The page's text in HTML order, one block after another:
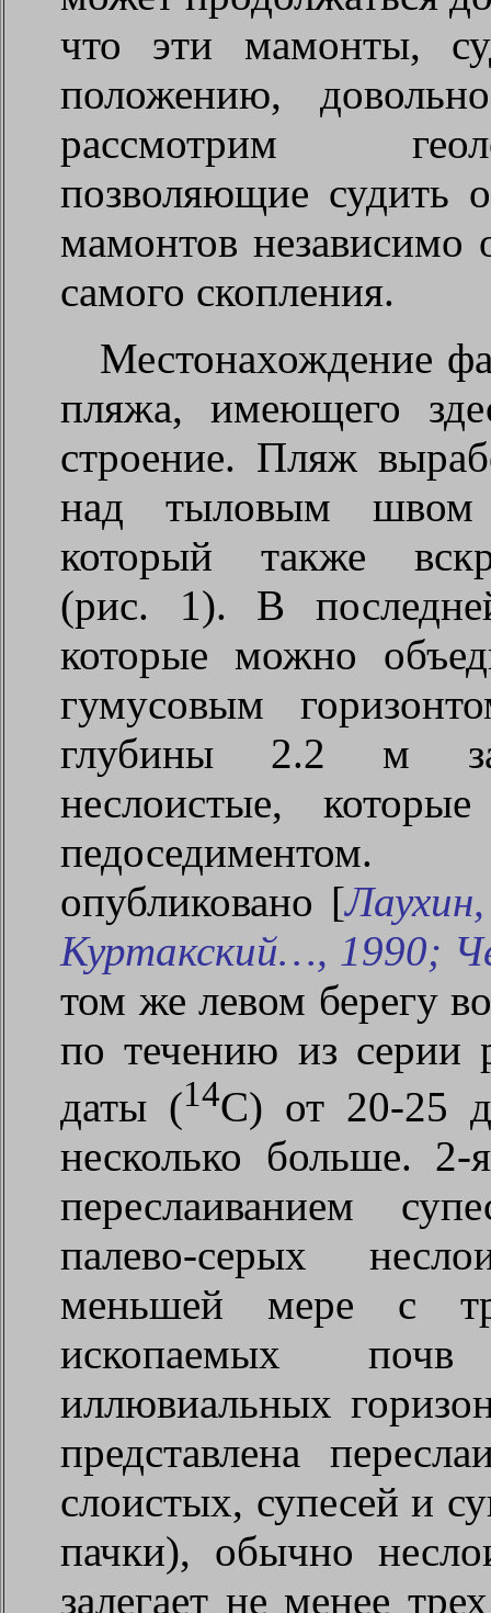
что эти мамонты,
положению,
рассмотрим
позволяющие судить
мамонтов независимо
самого скопления.
Местонахождение
пляжа, имеющего
строение. Пляж
над тыловым швом
который также
(рис. 1). В
которые можно
гумусовым
глубины 2.2 м
неслоистые,
опубликовано [
Куртакский…, 1990;
том же левом берегу
по течению из серии
даты (14С) от 20-25
несколько больше.
переслаиванием
палево-серых
меньшей мере с
ископаемых почв
иллювиальных
представлена
слоистых, супесей и
пачки), обычно
залегает не менее